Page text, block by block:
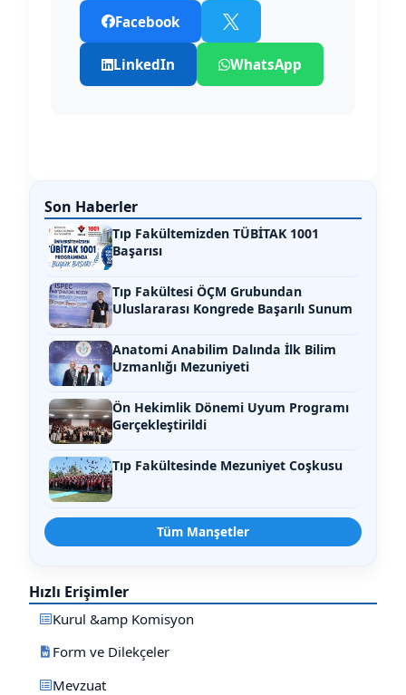
Facebook
LinkedIn WhatsApp
Son Haberler
Tıp Fakültemizden TÜBİTAK 1001
Başarısı
Tıp Fakültesi ÖÇM Grubundan
Uluslararası Kongrede Başarılı Sunum
Anatomi Anabilim Dalında İlk Bilim
Uzmanlığı Mezuniyeti
Ön Hekimlik Dönemi Uyum Programı
Gerçekleştirildi
Tıp Fakültesinde Mezuniyet Coşkusu
Tüm Manşetler
Hızlı Erişimler
Kurul &amp Komisyon
Form ve Dilekçeler
Mevzuat